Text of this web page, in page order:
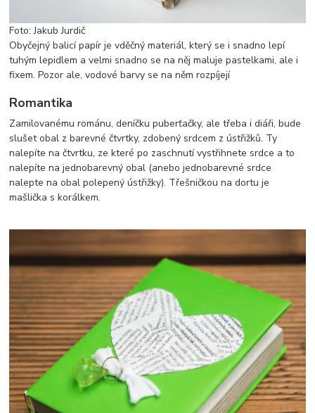
Foto: Jakub Jurdič
Obyčejný balicí papír je vděčný materiál, který se i snadno lepí
tuhým lepidlem a velmi snadno se na něj maluje pastelkami, ale i
fixem. Pozor ale, vodové barvy se na něm rozpíjejí
Romantika
Zamilovanému románu, deníčku puberťačky, ale třeba i diáři, bude
slušet obal z barevné čtvrtky, zdobený srdcem z ústřižků. Ty
nalepíte na čtvrtku, ze které po zaschnutí vystřihnete srdce a to
nalepíte na jednobarevný obal (anebo jednobarevné srdce
nalepte na obal polepený ústřižky). Třešničkou na dortu je
mašlička s korálkem.